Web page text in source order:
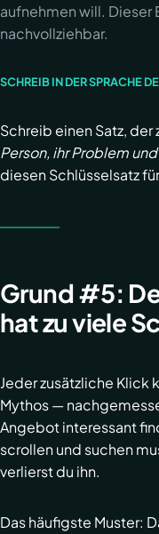
aufnehmen will.
nachvollziehbar.
SCHREIB IN DER SPRACHE
Schreib einen Satz, der
Person, ihr Problem
diesen Schlüsselsatz
Grund #5:
hat zu viele
Jeder zusätzliche Klick
Mythos —
Angebot interessant
scrollen und suchen
verlierst du ihn.
Das häufigste Muster: